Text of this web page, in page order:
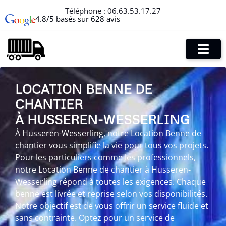
Téléphone : 06.63.53.17.27
4.8/5 basés sur 628 avis
LOCATION BENNE DE
CHANTIER
À HUSSEREN-WESSERLING
À Husseren-Wesserling, notre Location Benne de
chantier vous simplifie la vie pour tous vos projets.
Pour les particuliers comme les professionnels,
notre Location Benne de chantier à Husseren-
Wesserling répond à toutes les exigences. Chaque
benne est livrée et reprise selon vos disponibilités.
Notre objectif est de vous offrir un service fluide et
sans contrainte. Optez pour un service de